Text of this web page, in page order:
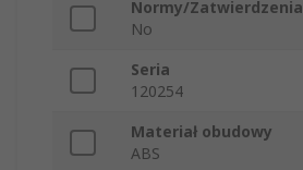
Normy/Zatwierdzenia
No
Seria
120254
Materiał obudowy
ABS